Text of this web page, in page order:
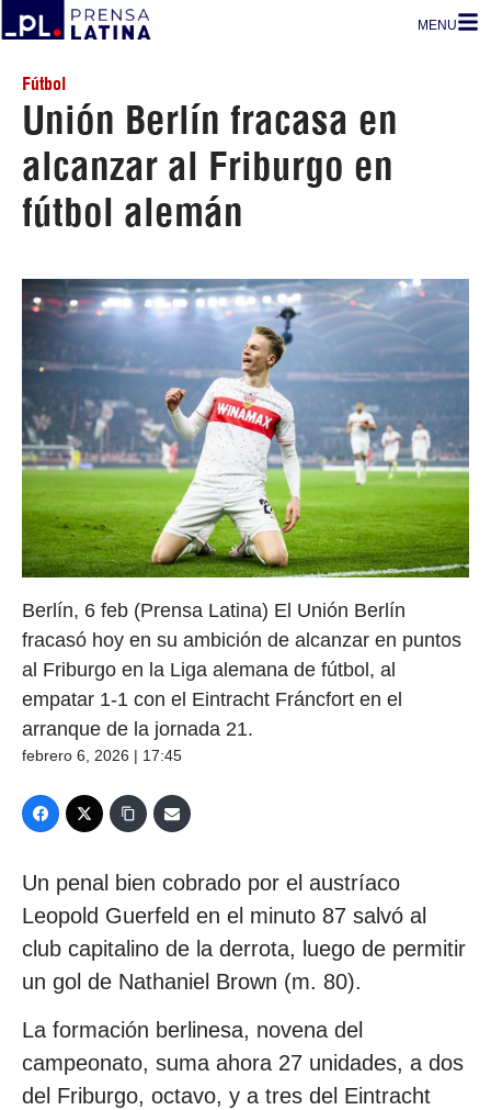
MENU
Fútbol
Unión Berlín fracasa en
alcanzar al Friburgo en
fútbol alemán
Berlín, 6 feb (Prensa Latina) El Unión Berlín
fracasó hoy en su ambición de alcanzar en puntos
al Friburgo en la Liga alemana de fútbol, al
empatar 1-1 con el Eintracht Fráncfort en el
arranque de la jornada 21.
febrero 6, 2026 | 17:45
Un penal bien cobrado por el austríaco
Leopold Guerfeld en el minuto 87 salvó al
club capitalino de la derrota, luego de permitir
un gol de Nathaniel Brown (m. 80).
La formación berlinesa, novena del
campeonato, suma ahora 27 unidades, a dos
del Friburgo, octavo, y a tres del Eintracht